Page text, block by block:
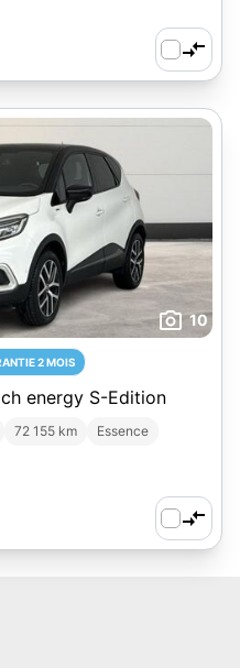
10
2 MOIS
energy S-Edition
72 155 km
Essence